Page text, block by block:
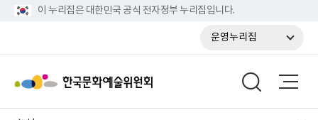
이 누리집은 대한민국 공식 전자정부 누리집입니다.
운영누리집